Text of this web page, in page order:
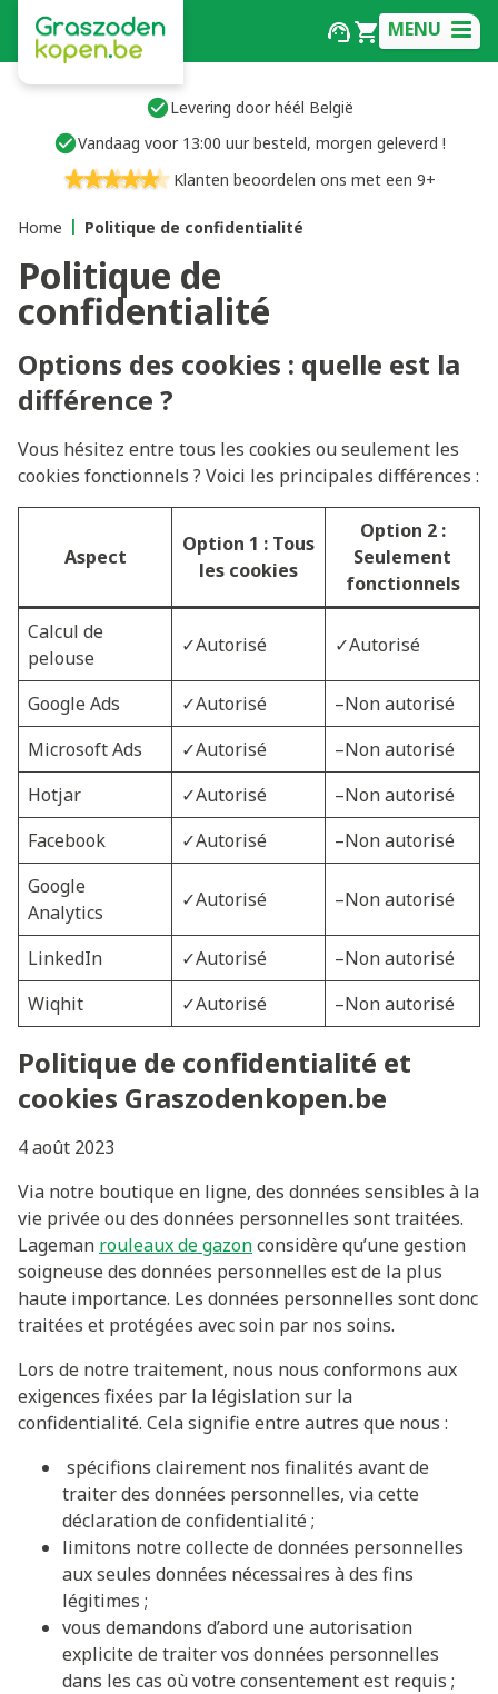
MENU
Levering door héél België
Vandaag voor 13:00 uur besteld, morgen geleverd !
Klanten beoordelen ons met een 9+
Home Politique de confidentialité
Politique de
confidentialité
Options des cookies : quelle est la
différence ?
Vous hésitez entre tous les cookies ou seulement les
cookies fonctionnels ? Voici les principales différences :
Aspect
Option 1 : Tous
les cookies
Option 2 :
Seulement
fonctionnels
Calcul de
pelouse
✓Autorisé ✓Autorisé
Google Ads ✓Autorisé
–Non autorisé
Microsoft Ads
✓Autorisé
–Non autorisé
Hotjar
✓Autorisé
–Non autorisé
Facebook
✓Autorisé
–Non autorisé
Google
Analytics
✓Autorisé –Non autorisé
LinkedIn ✓Autorisé
–Non autorisé
Wiqhit
✓Autorisé –Non autorisé
Politique de confidentialité et
cookies Graszodenkopen.be
4 août 2023
Via notre boutique en ligne, des données sensibles à la
vie privée ou des données personnelles sont traitées.
Lageman rouleaux de gazonconsidère qu’une gestion
soigneuse des données personnelles est de la plus
haute importance. Les données personnelles sont donc
traitées et protégées avec soin par nos soins.
Lors de notre traitement, nous nous conformons aux
exigences fixées par la législation sur la
confidentialité. Cela signifie entre autres que nous :
spécifions clairement nos finalités avant de
traiter des données personnelles, via cette
déclaration de confidentialité ;
limitons notre collecte de données personnelles
aux seules données nécessaires à des fins
légitimes ;
vous demandons d’abord une autorisation
explicite de traiter vos données personnelles
dans les cas où votre consentement est requis ;